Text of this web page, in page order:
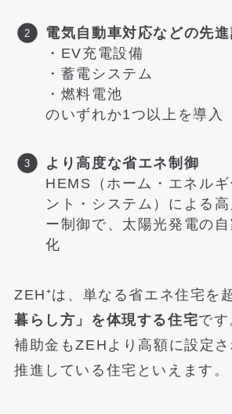
電気自動車対応などの先
・EV充電設備
・蓄電システム
・燃料電池
のいずれか1つ以上を導入
より高度な省エネ制御
HEMS（ホーム・エネルギ
ント・システム）による
ー制御で、太陽光発電の
化
ZEH⁺は、単なる省エネ住宅を
暮らし方」を体現する住宅です
補助金もZEHより高額に設定
推進している住宅といえます。